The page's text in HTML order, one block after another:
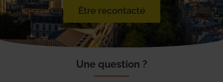
Être recontacté
Une question ?